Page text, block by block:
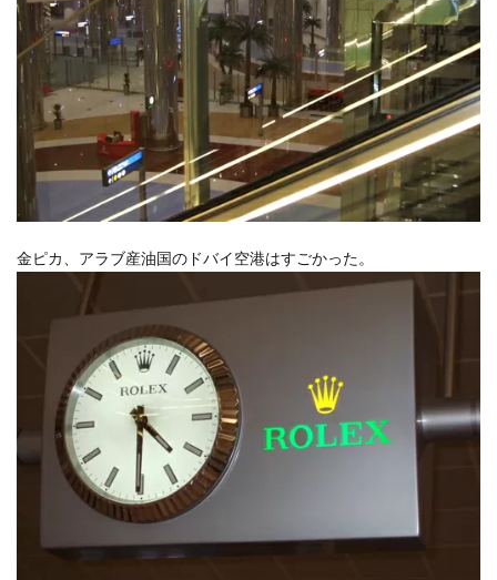
金ピカ、アラブ産油国のドバイ空港はすごかった。